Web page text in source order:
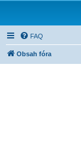
FAQ
Obsah fóra